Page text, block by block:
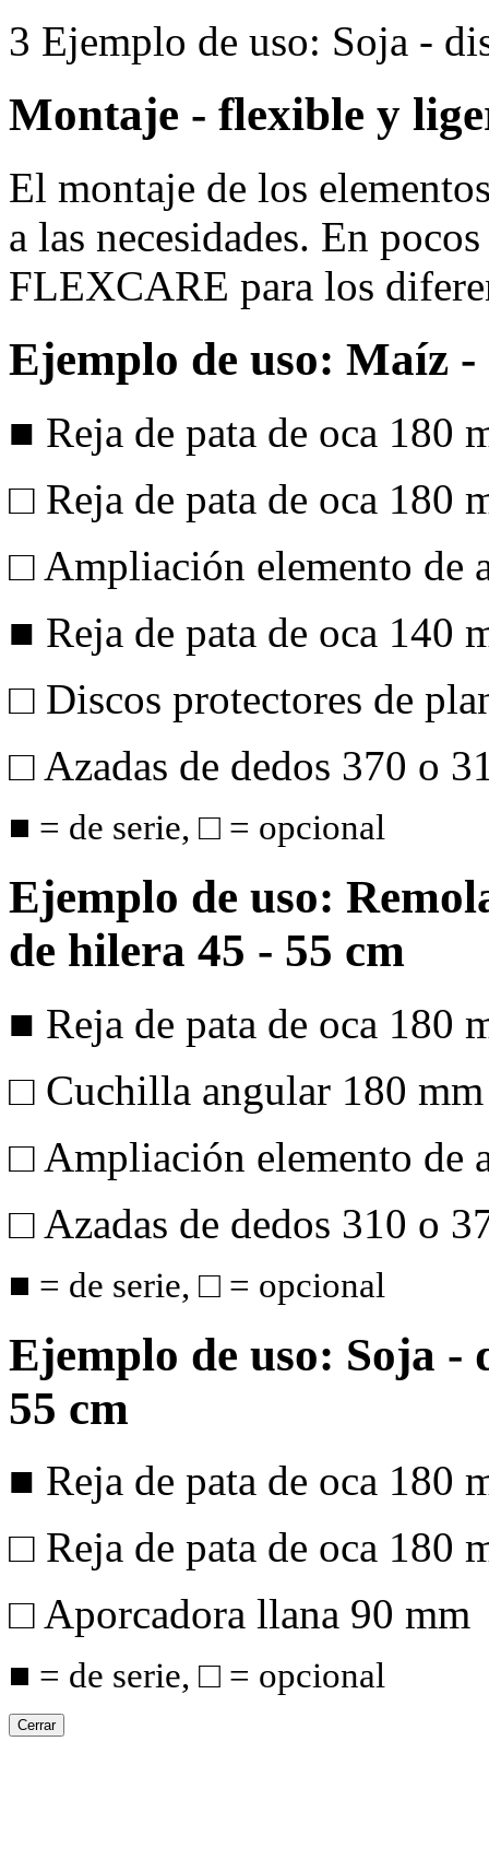
3 Ejemplo de uso: Soja -
Montaje - flexible y
El montaje de los
a las necesidades. En
FLEXCARE para los
Ejemplo de uso: Maíz
■ Reja de pata de oca 180
□ Reja de pata de oca 180
□ Ampliación elemento de
■ Reja de pata de oca 140
□ Discos protectores de
□ Azadas de dedos 370 o
■ = de serie, □ = opcional
Ejemplo de uso:
de hilera 45 - 55 cm
■ Reja de pata de oca 180
□ Cuchilla angular 180 mm
□ Ampliación elemento de
□ Azadas de dedos 310 o
■ = de serie, □ = opcional
Ejemplo de uso: Soja -
55 cm
■ Reja de pata de oca 180
□ Reja de pata de oca 180
□ Aporcadora llana 90 mm
■ = de serie, □ = opcional
Cerrar